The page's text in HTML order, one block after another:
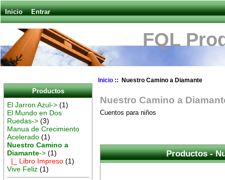
Inicio Entrar
FQL
Productos
El Jarron Azul-> (1)
El Mundo en Dos
Ruedas-> (3)
Manua de Crecimiento
Acelerado (1)
Nuestro Camino a
Diamante-> (1)
|_ Libro Impreso (1)
Vive Feliz (1)
Inicio :: Nuestro Camino a Diamante
Nuestro Camino a
Cuentos para niños
Productos -